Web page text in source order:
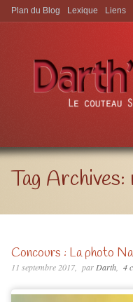
Aller à:
Plan du Blog Lexique Liens
Tag Archives:
Concours : La photo
11 septembre 2017 parDarth 4